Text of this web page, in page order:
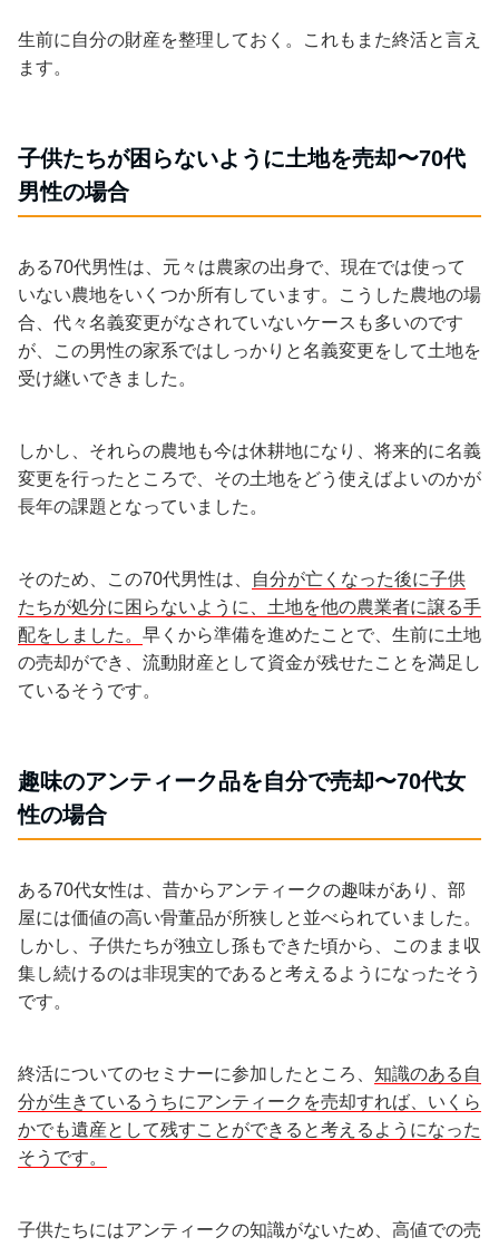
生前に自分の財産を整理しておく。これもまた終活と言え
ます。
子供たちが困らないように土地を売却〜70代
男性の場合
ある70代男性は、元々は農家の出身で、現在では使って
いない農地をいくつか所有しています。こうした農地の場
合、代々名義変更がなされていないケースも多いのです
が、この男性の家系ではしっかりと名義変更をして土地を
受け継いできました。
しかし、それらの農地も今は休耕地になり、将来的に名義
変更を行ったところで、その土地をどう使えばよいのかが
長年の課題となっていました。
そのため、この70代男性は、
自分が亡くなった後に子供
たちが処分に困らないように、土地を他の農業者に譲る手
配をしました。 早くから準備を進めたことで、生前に土地
の売却ができ、流動財産として資金が残せたことを満足し
ているそうです。
趣味のアンティーク品を自分で売却〜70代女
性の場合
ある70代女性は、昔からアンティークの趣味があり、部
屋には価値の高い骨董品が所狭しと並べられていました。
しかし、子供たちが独立し孫もできた頃から、このまま収
集し続けるのは非現実的であると考えるようになったそう
です。
終活についてのセミナーに参加したところ、 知識のある自
分が生きているうちにアンティークを売却すれば、いくら
かでも遺産として残すことができると考えるようになった
そうです。
子供たちにはアンティークの知識がないため、高値での売